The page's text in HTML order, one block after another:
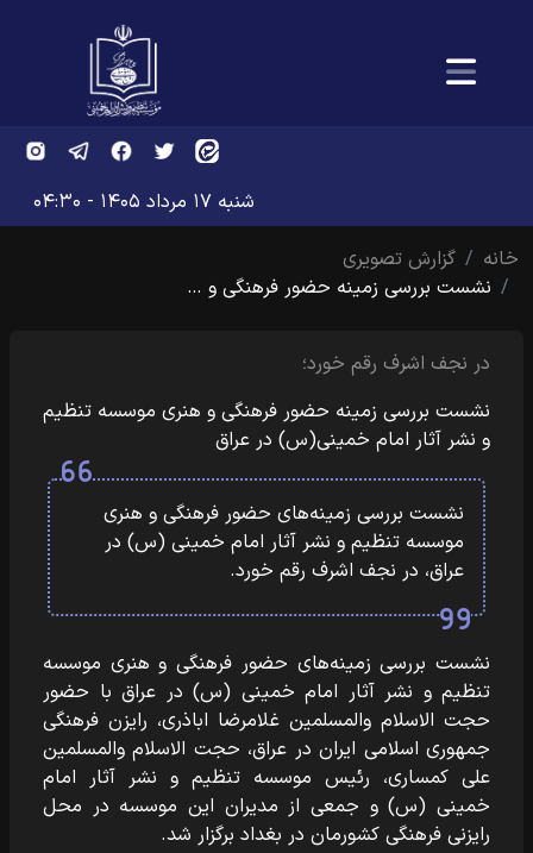
شنبه ۱۷ مرداد ۱۴۰۵ - ۰۴:۳۰
خانه
گزارش تصویری
نشست بررسی زمینه‌ حضور فرهنگی و …
در نجف اشرف رقم خورد؛
نشست بررسی زمینه‌ حضور فرهنگی و هنری موسسه تنظیم
و نشر آثار امام خمینی(س) در عراق
نشست بررسی زمینه‌های حضور فرهنگی و هنری
موسسه تنظیم و نشر آثار امام خمینی (س) در
عراق، در نجف اشرف رقم خورد.
نشست بررسی زمینه‌های حضور فرهنگی و هنری موسسه
تنظیم و نشر آثار امام خمینی (س) در عراق با حضور
حجت الاسلام والمسلمین غلامرضا اباذری، رایزن فرهنگی
جمهوری اسلامی ایران در عراق، حجت الاسلام والمسلمین
علی کمساری، رئیس موسسه تنظیم و نشر آثار امام
خمینی (س) و جمعی از مدیران این موسسه در محل
رایزنی فرهنگی کشورمان در بغداد برگزار شد.